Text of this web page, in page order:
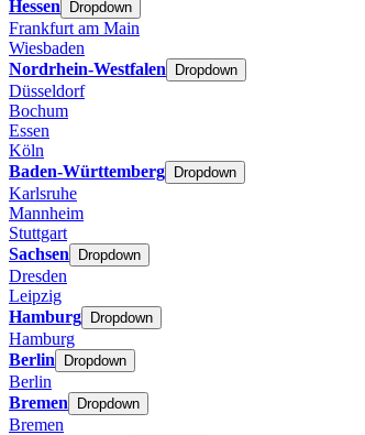
Hessen
Dropdown
Frankfurt am Main
Wiesbaden
Nordrhein-Westfalen
Dropdown
Düsseldorf
Bochum
Essen
Köln
Baden-Württemberg
Dropdown
Karlsruhe
Mannheim
Stuttgart
Sachsen
Dropdown
Dresden
Leipzig
Hamburg
Dropdown
Hamburg
Berlin
Dropdown
Berlin
Bremen
Dropdown
Bremen